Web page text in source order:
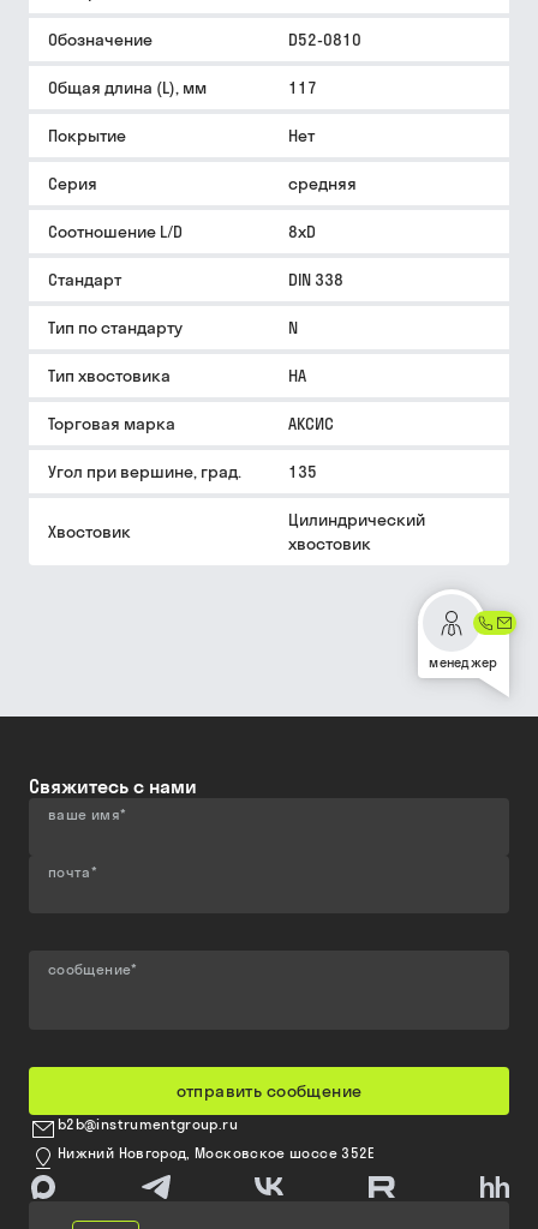
Обозначение D52-0810
Общая длина (L), мм 117
Покрытие Нет
Серия средняя
Соотношение L/D 8xD
Стандарт DIN 338
Тип по стандарту N
Тип хвостовика HA
Торговая марка АКСИС
Угол при вершине, град. 135
Хвостовик
Цилиндрический
хвостовик
менеджер
Свяжитесь с нами
ваше имя*
почта*
сообщение*
отправить сообщение
b2b@instrumentgroup.ru
Нижний Новгород, Московское шоссе 352Е